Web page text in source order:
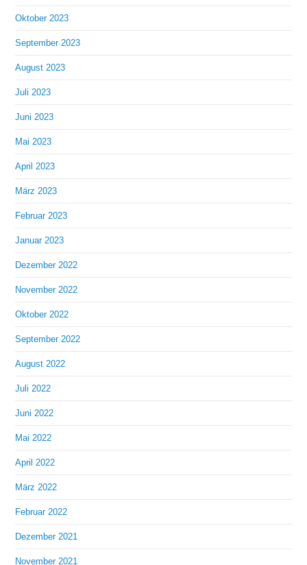
Oktober 2023
September 2023
August 2023
Juli 2023
Juni 2023
Mai 2023
April 2023
März 2023
Februar 2023
Januar 2023
Dezember 2022
November 2022
Oktober 2022
September 2022
August 2022
Juli 2022
Juni 2022
Mai 2022
April 2022
März 2022
Februar 2022
Dezember 2021
November 2021